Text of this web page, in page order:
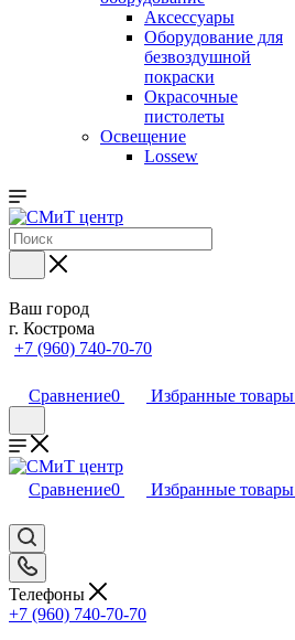
Аксессуары
Оборудование для
безвоздушной
покраски
Окрасочные
пистолеты
Освещение
Lossew
Ваш город
г. Кострома
+7 (960) 740-70-70
Сравнение0 Избранные товары
Сравнение0 Избранные товары
Телефоны
+7 (960) 740-70-70